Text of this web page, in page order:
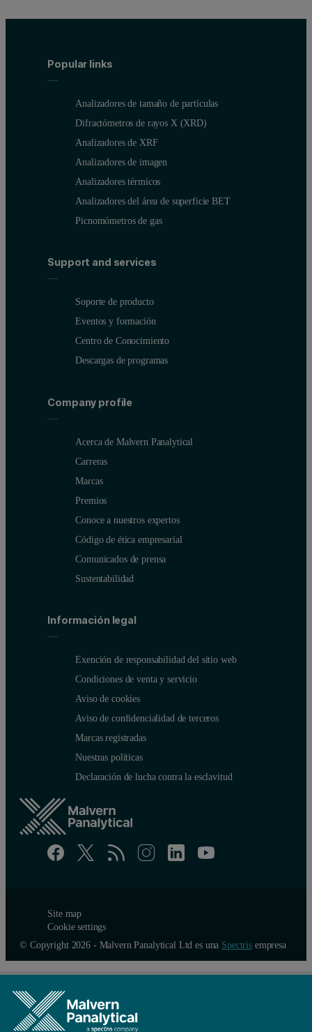
Popular links
Analizadores de tamaño de partículas
Difractómetros de rayos X (XRD)
Analizadores de XRF
Analizadores de imagen
Analizadores térmicos
Analizadores del área de superficie BET
Picnomómetros de gas
Support and services
Soporte de producto
Eventos y formación
Centro de Conocimiento
Descargas de programas
Company profile
Acerca de Malvern Panalytical
Carreras
Marcas
Premios
Conoce a nuestros expertos
Código de ética empresarial
Comunicados de prensa
Sustentabilidad
Información legal
Exención de responsabilidad del sitio web
Condiciones de venta y servicio
Aviso de cookies
Aviso de confidencialidad de terceros
Marcas registradas
Nuestras políticas
Declaración de lucha contra la esclavitud
Site map
Cookie settings
© Copyright 2026 - Malvern Panalytical Ltd es una Spectrisempresa